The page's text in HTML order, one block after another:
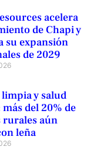
acelera
de Chapi y
su expansión
de 2029
y salud
del 20% de
rurales aún
leña